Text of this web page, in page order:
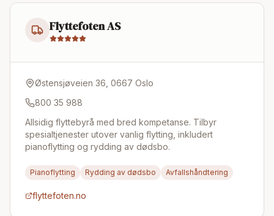
Flyttefoten AS
Østensjøveien 36, 0667 Oslo
800 35 988
Allsidig flyttebyrå med bred kompetanse. Tilbyr
spesialtjenester utover vanlig flytting, inkludert
pianoflytting og rydding av dødsbo.
Pianoflytting Rydding av dødsbo Avfallshåndtering
flyttefoten.no